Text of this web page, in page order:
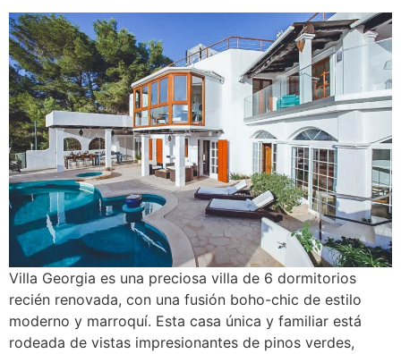
Villa Georgia es una preciosa villa de 6 dormitorios
recién renovada, con una fusión boho-chic de estilo
moderno y marroquí. Esta casa única y familiar está
rodeada de vistas impresionantes de pinos verdes,